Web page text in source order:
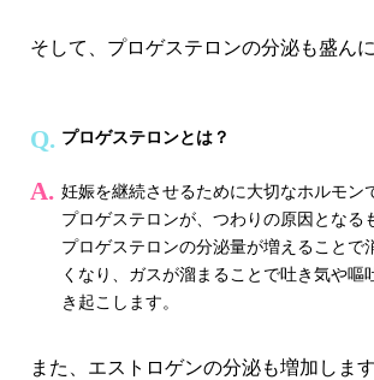
そして、プロゲステロンの分泌も盛んに
プロゲステロンとは？
妊娠を継続させるために大切なホルモン
プロゲステロンが、つわりの原因となる
プロゲステロンの分泌量が増えることで
くなり、ガスが溜まることで吐き気や嘔
き起こします。
また、エストロゲンの分泌も増加します